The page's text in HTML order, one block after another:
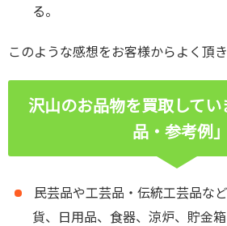
る。
このような感想をお客様からよく頂き
沢山のお品物を買取して
品・参考例」
民芸品や工芸品・伝統工芸品な
貨、日用品、食器、涼炉、貯金箱